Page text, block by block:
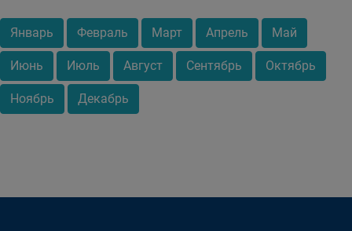
Январь Февраль Март Апрель Май
Июнь Июль Август Сентябрь Октябрь
Ноябрь Декабрь